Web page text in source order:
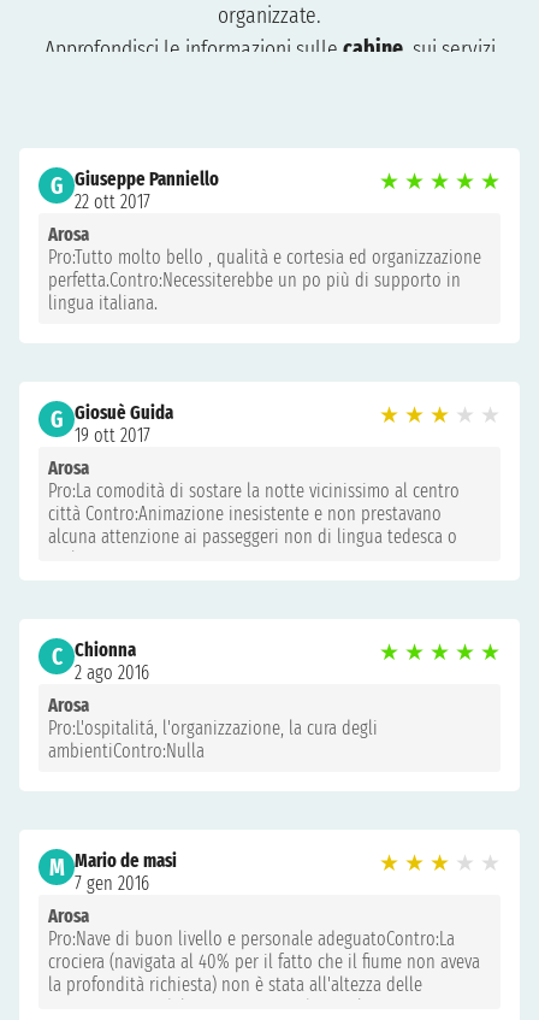
organizzate.
Approfondisci le informazioni sulle cabine, sui servizi
organizzare al meglio il tuo viaggio. Consulta le recensioni
per pianificare una crociera adatta a te e preparati a vivere
un’esperienza indimenticabile.
G Giuseppe Panniello
22 ott 2017
★ ★ ★ ★ ★
Arosa
Pro:Tutto molto bello , qualità e cortesia ed organizzazione
perfetta.Contro:Necessiterebbe un po più di supporto in
lingua italiana.
G Giosuè Guida
19 ott 2017
★ ★ ★ ★ ★
Arosa
Pro:La comodità di sostare la notte vicinissimo al centro
città Contro:Animazione inesistente e non prestavano
alcuna attenzione ai passeggeri non di lingua tedesca o
inglese
C Chionna
2 ago 2016
★ ★ ★ ★ ★
Arosa
Pro:L'ospitalitá, l'organizzazione, la cura degli
ambientiContro:Nulla
M Mario de masi
7 gen 2016
★ ★ ★ ★ ★
Arosa
Pro:Nave di buon livello e personale adeguatoContro:La
crociera (navigata al 40% per il fatto che il fiume non aveva
la profondità richiesta) non è stata all'altezza delle
aspettative, sia del prezzo pagato che per la mancata